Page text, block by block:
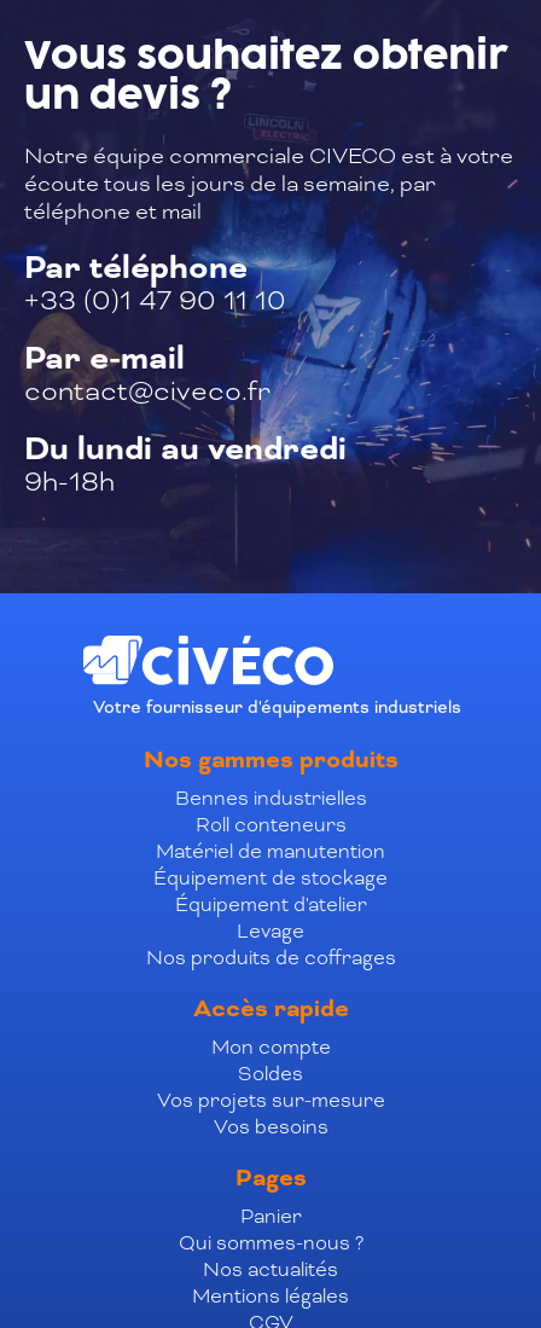
Vous souhaitez obtenir
un devis ?
Notre équipe commerciale CIVECO est àvotre
écoute tous les jours de la semaine, par
téléphone et mail
Par téléphone
+33 (0)1 47 90 11 10
Par e-mail
contact@civeco.fr
Du lundi au vendredi
9h-18h
Votre fournisseur d'équipements industriels
Nos gammes produits
Bennes industrielles
Roll conteneurs
Matériel de manutention
Équipement de stockage
Équipement d'atelier
Levage
Nos produits de coffrages
Accès rapide
Mon compte
Soldes
Vos projets sur-mesure
Vos besoins
Pages
Panier
Qui sommes-nous ?
Nos actualités
Mentions légales
CGV